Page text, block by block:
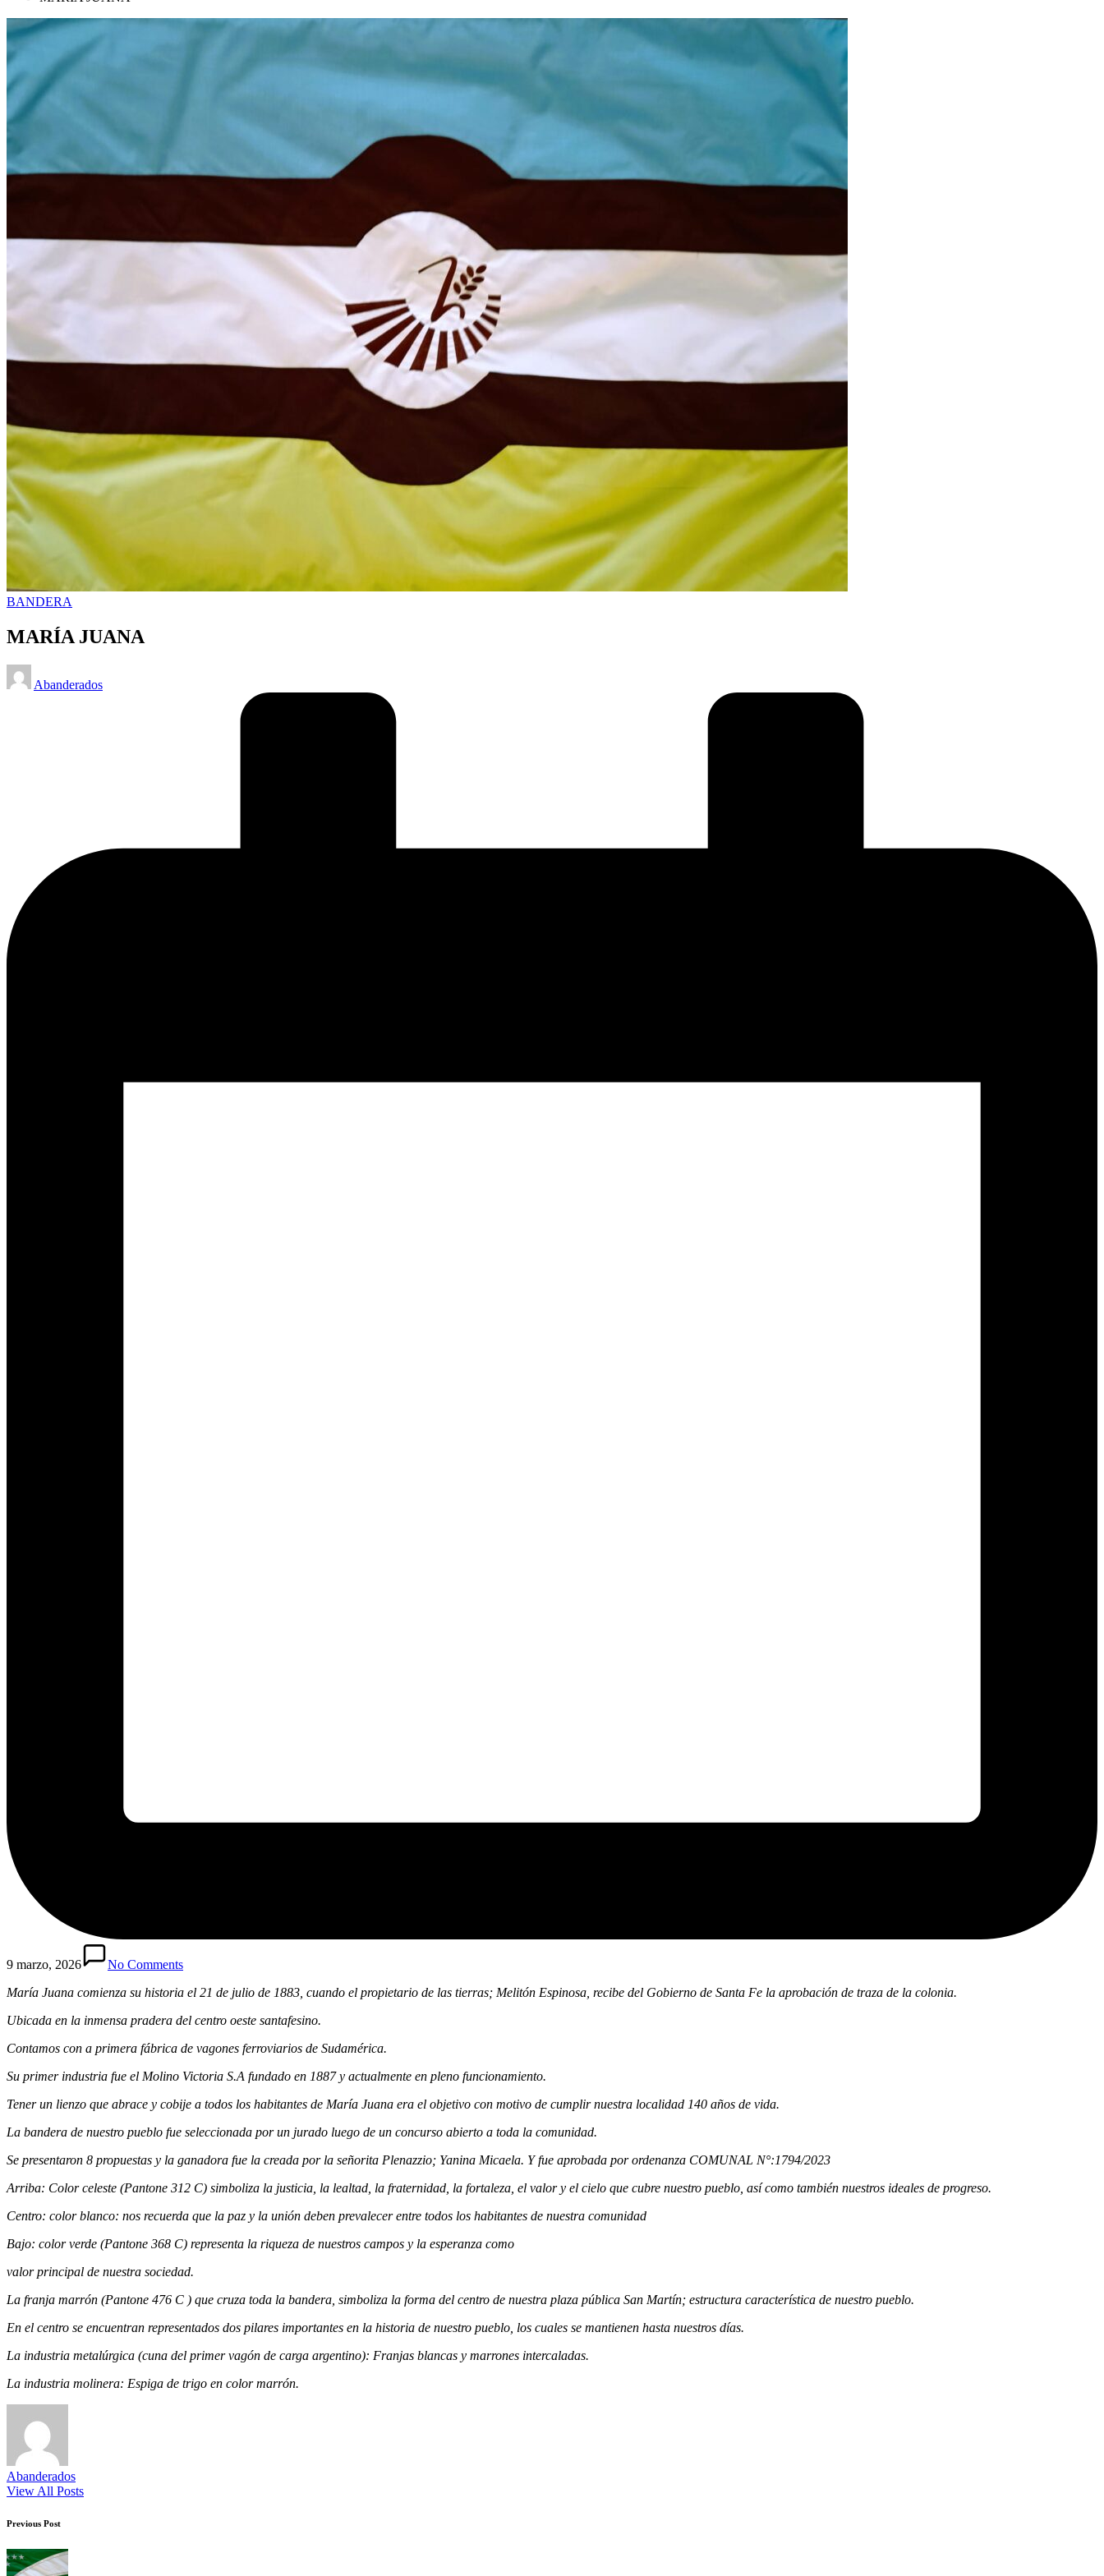
Posted
BANDERA
MARÍA JUANA
Posted
by
Abanderados
9 marzo, 2026
No Comments
María Juana comienza su historia el 21 de julio de 1883, cuando el propietario de las tierras; Melitón Espinosa, recibe del Gobierno de Santa Fe la aprobación de traza de la colonia.
Ubicada en la inmensa pradera del centro oeste santafesino.
Contamos con a primera fábrica de vagones ferroviarios de Sudamérica.
Su primer industria fue el Molino Victoria S.A fundado en 1887 y actualmente en pleno funcionamiento.
Tener un lienzo que abrace y cobije a todos los habitantes de María Juana era el objetivo con motivo de cumplir nuestra localidad 140 años de vida.
La bandera de nuestro pueblo fue seleccionada por un jurado luego de un concurso abierto a toda la comunidad.
Se presentaron 8 propuestas y la ganadora fue la creada por la señorita Plenazzio; Yanina Micaela. Y fue aprobada por ordenanza COMUNAL N°:1794/2023
Arriba: Color celeste (Pantone 312 C) simboliza la justicia, la lealtad, la fraternidad, la fortaleza, el valor y el cielo que cubre nuestro pueblo, así como también nuestros ideales de progreso.
Centro: color blanco: nos recuerda que la paz y la unión deben prevalecer entre todos los habitantes de nuestra comunidad
Bajo: color verde (Pantone 368 C) representa la riqueza de nuestros campos y la esperanza como
valor principal de nuestra sociedad.
La franja marrón (Pantone 476 C ) que cruza toda la bandera, simboliza la forma del centro de nuestra plaza pública San Martín; estructura característica de nuestro pueblo.
En el centro se encuentran representados dos pilares importantes en la historia de nuestro pueblo, los cuales se mantienen hasta nuestros días.
La industria metalúrgica (cuna del primer vagón de carga argentino): Franjas blancas y marrones intercaladas.
La industria molinera: Espiga de trigo en color marrón.
Abanderados
View All Posts
Post
navigation
Previous Post